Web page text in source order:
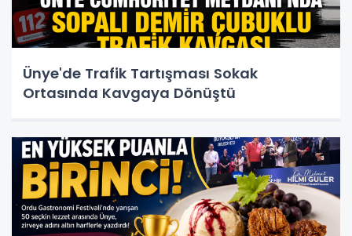
Ünye'de Trafik Tartışması Sokak
Ortasında Kavgaya Dönüştü